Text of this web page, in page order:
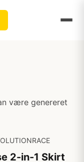
være genereret
2-in-1 Skirt